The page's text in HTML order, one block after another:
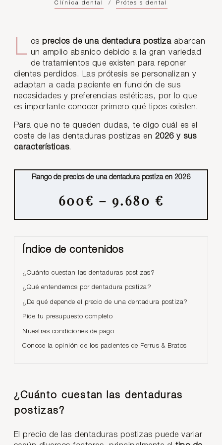
Clínica dental / Prótesis dental
Los precios de una dentadura postiza abarcan
un amplio abanico debido a la gran variedad
de tratamientos que existen para reponer
dientes perdidos. Las prótesis se personalizan y
adaptan a cada paciente en función de sus
necesidades y preferencias estéticas, por lo que
es importante conocer primero qué tipos existen.
Para que no te queden dudas, te digo cuál es el
coste de las dentaduras postizas en 2026 y sus
características.
Rango de precios de una dentadura postiza en 2026
600€ – 9.680 €
Índice de contenidos
¿Cuánto cuestan las dentaduras postizas?
¿Qué entendemos por dentadura postiza?
¿De qué depende el precio de una dentadura postiza?
Pide tu presupuesto completo
Nuestras condiciones de pago
Conoce la opinión de los pacientes de Ferrus & Bratos
¿Cuánto cuestan las dentaduras
postizas?
El precio de las dentaduras postizas puede variar